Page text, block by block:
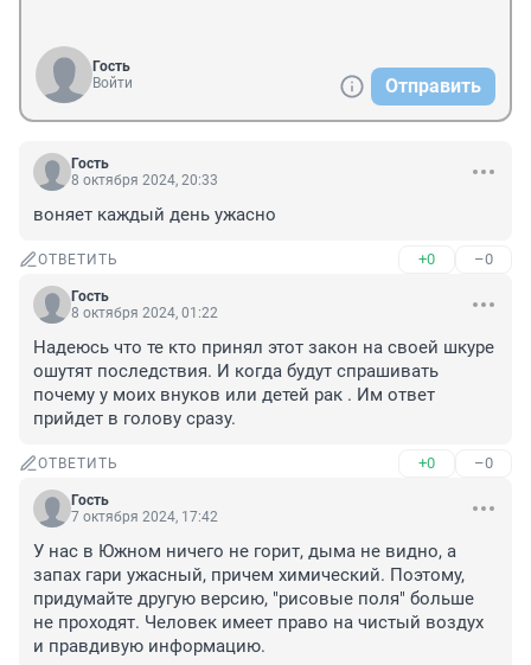
Гость
Войти
Отправить
Гость
8 октября 2024, 20:33
воняет каждый день ужасно
ОТВЕТИТЬ +0 –0
Гость
8 октября 2024, 01:22
Надеюсь что те кто принял этот закон на своей шкуре
ошутят последствия. И когда будут спрашивать
почему у моих внуков или детей рак . Им ответ
прийдет в голову сразу.
ОТВЕТИТЬ +0 –0
Гость
7 октября 2024, 17:42
У нас в Южном ничего не горит, дыма не видно, а
запах гари ужасный, причем химический. Поэтому,
придумайте другую версию, "рисовые поля" больше
не проходят. Человек имеет право на чистый воздух
и правдивую информацию.